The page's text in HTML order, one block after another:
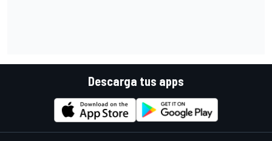
Descarga tus apps